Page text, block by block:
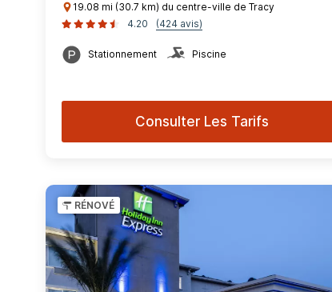
19.08 mi (30.7 km) du centre-ville de Tracy
4.20
(424 avis)
Stationnement Piscine
Consulter Les Tarifs
RÉNOVÉ